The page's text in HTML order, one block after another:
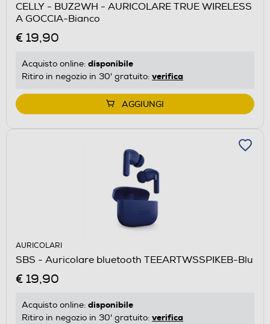
CELLY - BUZ2WH - AURICOLARE TRUE WIRELESS
A GOCCIA-Bianco
€ 19,90
Acquisto online: disponibile
Ritiro in negozio in 30' gratuito: verifica
AGGIUNGI
AURICOLARI
SBS - Auricolare bluetooth TEEARTWSSPIKEB-Blu
€ 19,90
Acquisto online: disponibile
Ritiro in negozio in 30' gratuito: verifica